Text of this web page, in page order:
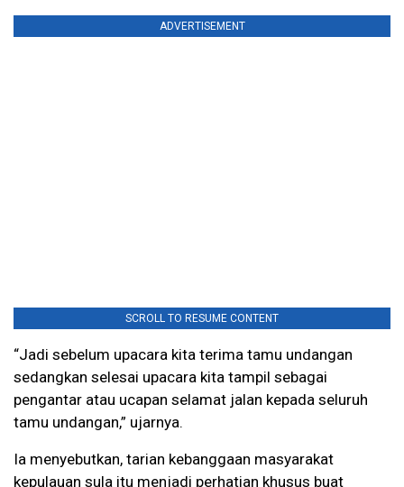
ADVERTISEMENT
SCROLL TO RESUME CONTENT
“Jadi sebelum upacara kita terima tamu undangan
sedangkan selesai upacara kita tampil sebagai
pengantar atau ucapan selamat jalan kepada seluruh
tamu undangan,” ujarnya.
Ia menyebutkan, tarian kebanggaan masyarakat
kepulauan sula itu menjadi perhatian khusus buat